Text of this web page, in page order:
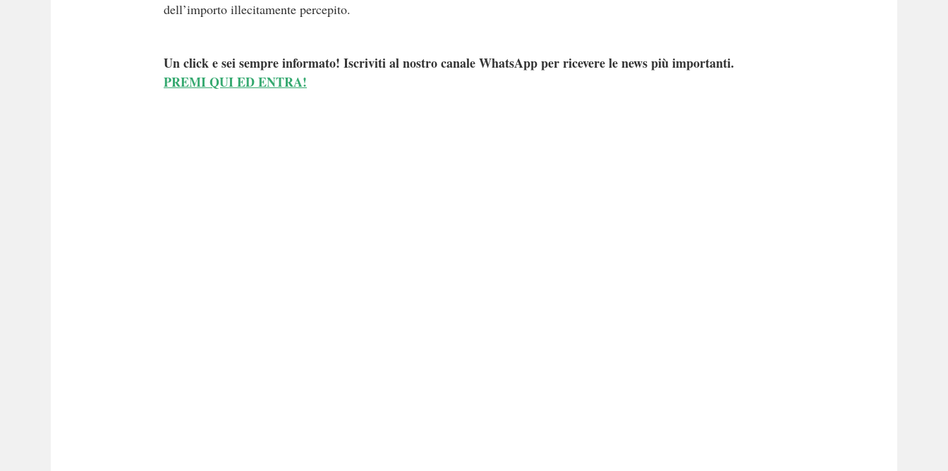
dell’importo illecitamente percepito.
Un click e sei sempre informato! Iscriviti al nostro canale WhatsApp per ricevere le news più importanti.
PREMI QUI ED ENTRA!